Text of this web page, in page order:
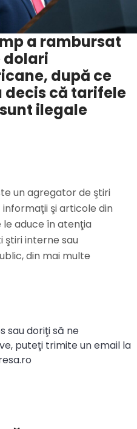
a rambursat
dolari
după ce
decis că tarifele
ilegale
un agregator de ştiri
şi articole din
aduce în atenţia
ştiri interne sau
din mai multe
sau doriţi să ne
puteţi trimite un email la